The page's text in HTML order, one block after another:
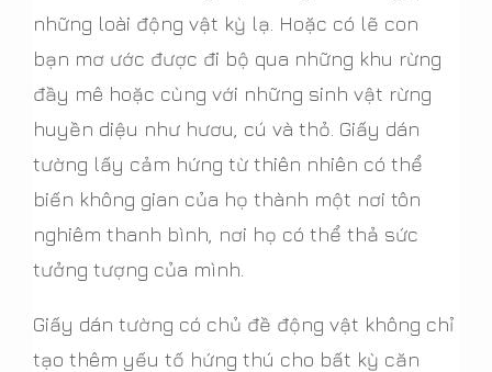
những loài động vật kỳ lạ. Hoặc có lẽ con
bạn mơ ước được đi bộ qua những khu rừng
đầy mê hoặc cùng với những sinh vật rừng
huyền diệu như hươu, cú và thỏ. Giấy dán
tường lấy cảm hứng từ thiên nhiên có thể
biến không gian của họ thành một nơi tôn
nghiêm thanh bình, nơi họ có thể thả sức
tưởng tượng của mình.
Giấy dán tường có chủ đề động vật không chỉ
tạo thêm yếu tố hứng thú cho bất kỳ căn